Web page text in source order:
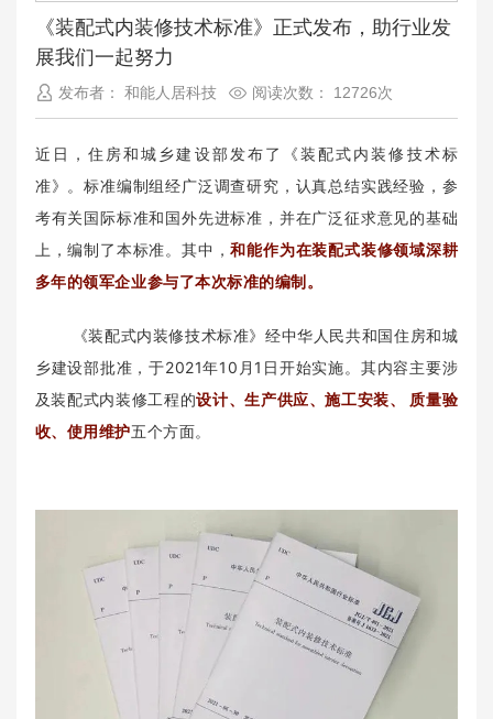
《装配式内装修技术标准》正式发布，助行业发
展我们一起努力
发布者： 和能人居科技 阅读次数： 12726次
近日，住房和城乡建设部发布了《装配式内装修技术标
准》。标准编制组经广泛调查研究，认真总结实践经验，参
考有关国际标准和国外先进标准，并在广泛征求意见的基础
上，编制了本标准。其中，和能作为在装配式装修领域深耕
多年的领军企业参与了本次标准的编制。
《装配式内装修技术标准》经中华人民共和国住房和城
乡建设部批准，于2021年10月1日开始实施。其内容主要涉
及装配式内装修工程的设计、生产供应、施工安装、 质量验
收、使用维护五个方面。